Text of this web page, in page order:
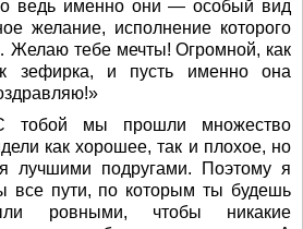
ведь именно они — особый вид
желание, исполнение которого
Желаю тебе мечты! Огромной, как
зефирка, и пусть именно она
тобой мы прошли множество
как хорошее, так и плохое, но
лучшими подругами. Поэтому я
все пути, по которым ты будешь
ровными, чтобы никакие